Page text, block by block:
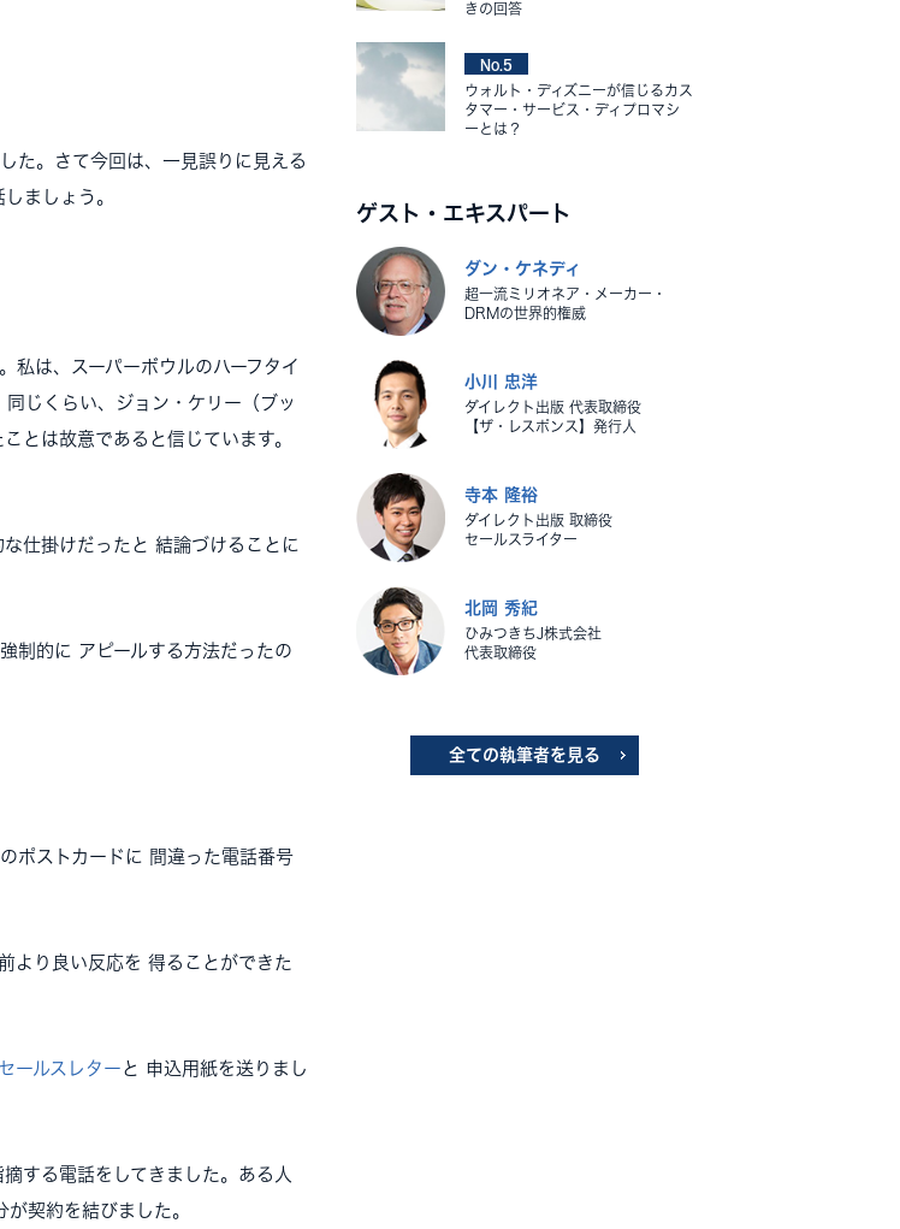
た。さて今回は、一見誤りに見える
ましょう。
私は、スーパーボウルのハーフタイ
じくらい、ジョン・ケリー（ブッ
とは故意であると信じています。
仕掛けだったと 結論づけることに
制的に アピールする方法だったの
ポストカードに 間違った電話番号
より良い反応を 得ることができた
セールスレター と 申込用紙を送りまし
する電話をしてきました。ある人
契約を結びました。
きの回答
No.5
ウォルト・ディズニーが信じるカス
タマー・サービス・ディプロマシ
ーとは？
ゲスト・エキスパート
ダン・ケネディ
超一流ミリオネア・メーカー・
DRMの世界的権威
小川 忠洋
ダイレクト出版 代表取締役
【ザ・レスポンス】発行人
寺本 隆裕
ダイレクト出版 取締役
セールスライター
北岡 秀紀
ひみつきちJ株式会社
代表取締役
全ての執筆者を見る